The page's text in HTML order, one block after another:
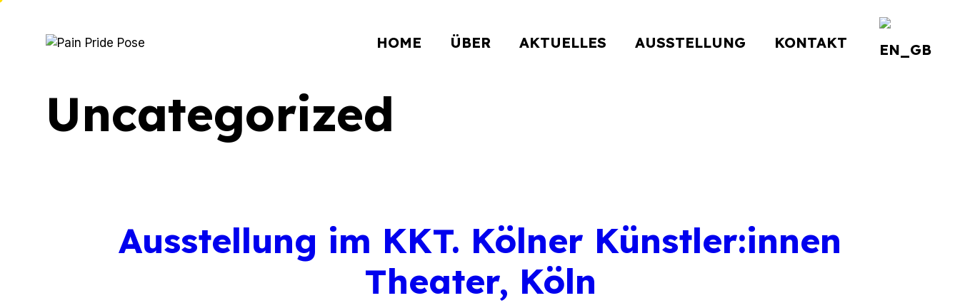
HOME ÜBER AKTUELLES AUSSTELLUNG KONTAKT
Uncategorized
Ausstellung im KKT. Kölner Künstler:innen
Theater, Köln